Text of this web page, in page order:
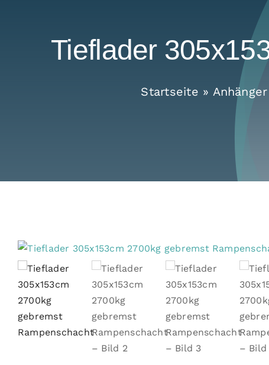
Tieflader
Startseite »